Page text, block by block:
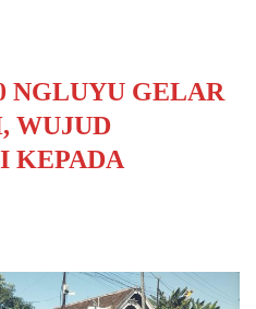
NGLUYU GELAR
WUJUD
KEPADA